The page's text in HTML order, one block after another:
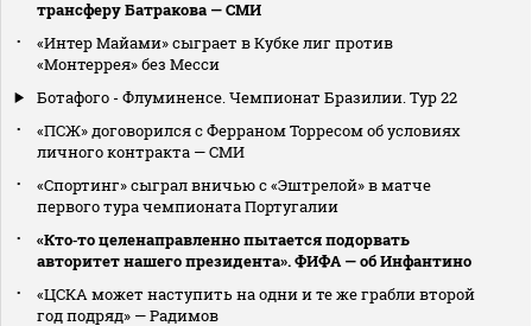
трансферу Батракова — СМИ
«Интер Майами» сыграет в Кубке лиг против
«Монтеррея» без Месси
Ботафого - Флуминенсе. Чемпионат Бразилии. Тур 22
«ПСЖ» договорился с Ферраном Торресом об условиях
личного контракта — СМИ
«Спортинг» сыграл вничью с «Эштрелой» в матче
первого тура чемпионата Португалии
«Кто‑то целенаправленно пытается подорвать
авторитет нашего президента». ФИФА — об Инфантино
«ЦСКА может наступить на одни и те же грабли второй
год подряд» — Радимов